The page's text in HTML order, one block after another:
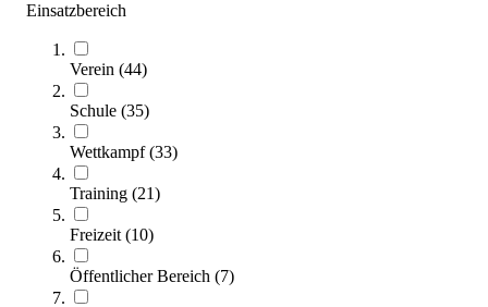
Einsatzbereich
Verein (44)
Schule (35)
Wettkampf(33)
Training (21)
Freizeit (10)
Öffentlicher Bereich (7)
Beach-Tennis Trainingsnetz
109,95 €
Zum Produkt
Sofort lieferbar